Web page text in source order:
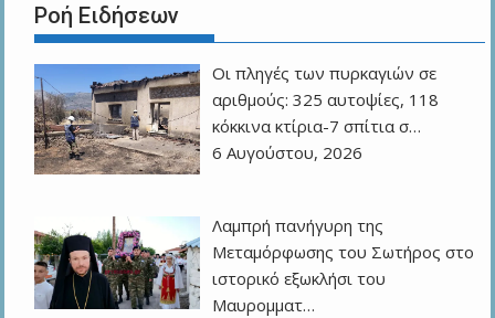
Ροή Ειδήσεων
Οι πληγές των πυρκαγιών σε
αριθμούς: 325 αυτοψίες, 118
κόκκινα κτίρια-7 σπίτια σ…
6 Αυγούστου, 2026
Λαμπρή πανήγυρη της
Μεταμόρφωσης του Σωτήρος στο
ιστορικό εξωκλήσι του
Μαυρομματ…